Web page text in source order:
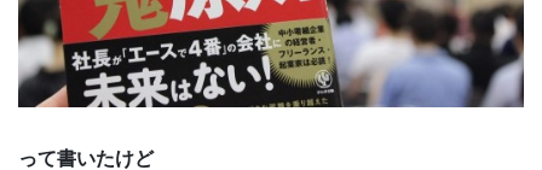
って書いたけど